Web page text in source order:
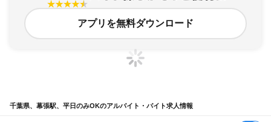
アプリを無料ダウンロード
千葉県、幕張駅、平日のみOKのアルバイト・バイト求人情報